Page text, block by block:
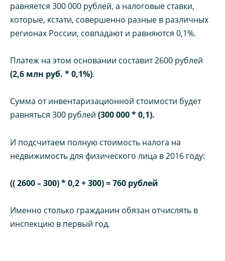
равняется 300 000 рублей, а налоговые ставки,
которые, кстати, совершенно разные в различных
регионах России, совпадают и равняются 0,1%.
Платеж на этом основании составит 2600 рублей
(2,6 млн руб. * 0,1%).
Сумма от инвентаризационной стоимости будет
равняться 300 рублей (300 000 * 0,1).
И подсчитаем полную стоимость налога на
недвижимость для физического лица в 2016 году:
(( 2600 – 300) * 0,2 + 300) = 760 рублей
Именно столько гражданин обязан отчислять в
инспекцию в первый год.